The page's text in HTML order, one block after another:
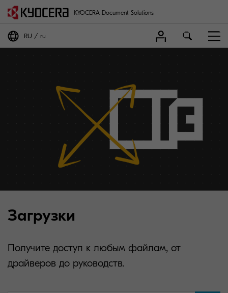
KYOCERA Document Solutions
RU ru
Загрузки
Получите доступ к любым файлам, от
драйверов до руководств.